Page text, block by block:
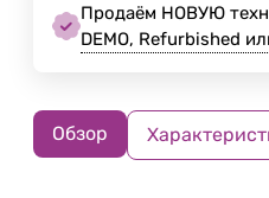
Продаём НОВУЮ
DEMO, Refurbished
Обзор